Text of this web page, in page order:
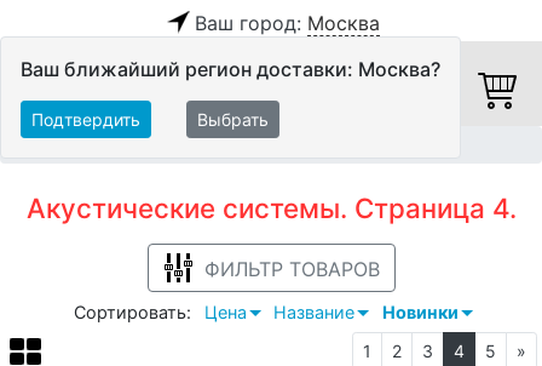
Ваш город: Москва
Ваш ближайший регион доставки: Москва?
Подтвердить Выбрать
Акустические системы. Страница 4.
ФИЛЬТР ТОВАРОВ
Сортировать: Цена Название
Новинки
1
2 3 4 5 »